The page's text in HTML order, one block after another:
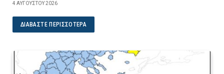
4 ΑΥΓΟΎΣΤΟΥ 2026
ΔΙΑΒΆΣΤΕ ΠΕΡΙΣΣΌΤΕΡΑ